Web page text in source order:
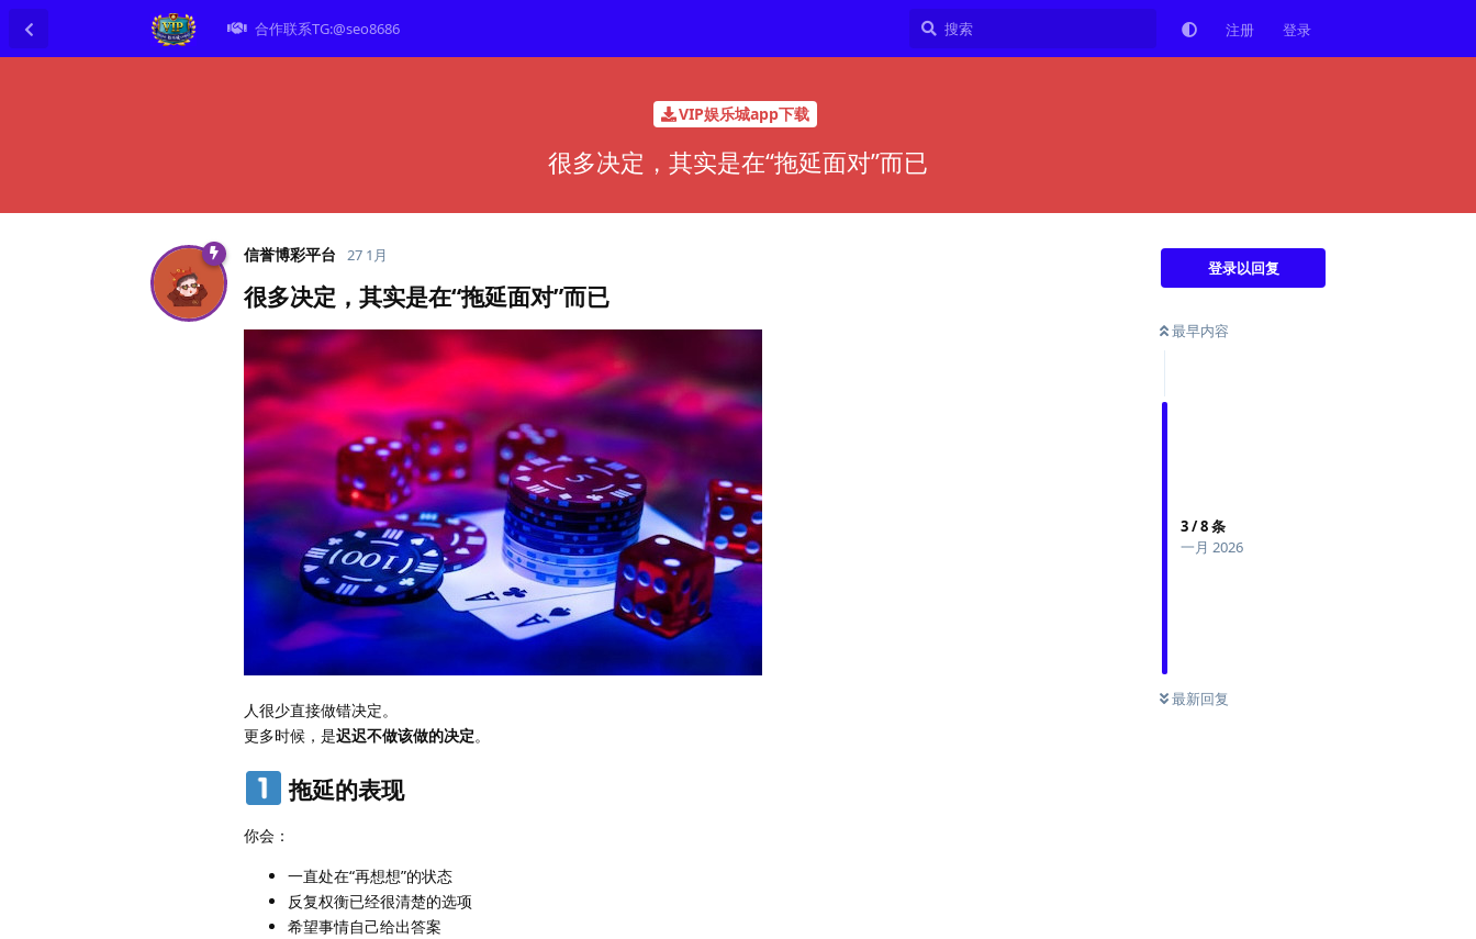
合作联系TG:@seo8686 注册 登录
VIP娱乐城app下载
很多决定，其实是在“拖延面对”而已
登录以回复
最早内容
3/8条
一月 2026
最新回复
信誉博彩平台 27 1月
很多决定，其实是在“拖延面对”而已
人很少直接做错决定。
更多时候，是迟迟不做该做的决定。
拖延的表现
你会：
一直处在“再想想”的状态
反复权衡已经很清楚的选项
希望事情自己给出答案